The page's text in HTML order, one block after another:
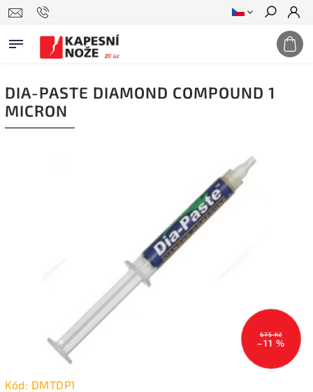
Hledat
DIA-PASTE DIAMOND COMPOUND 1
MICRON
675 Kč
–11 %
Kód: DMTDP1